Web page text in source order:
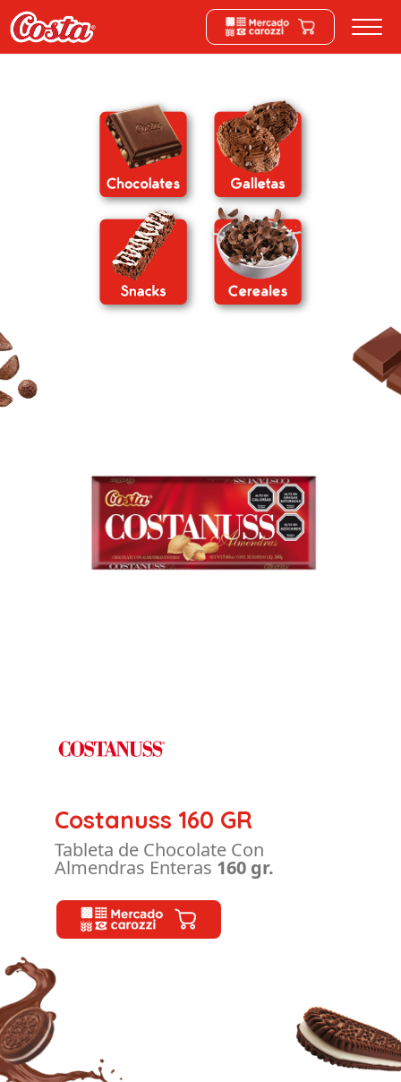
Costanuss 160 GR
Tableta de Chocolate Con
Almendras Enteras 160 gr.